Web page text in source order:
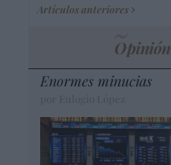
Artículos anteriores
Opinión
Enormes minucias